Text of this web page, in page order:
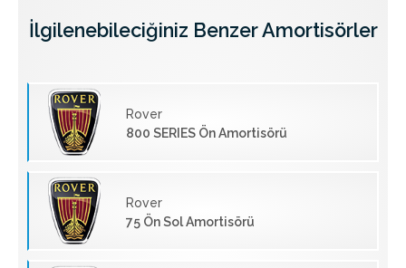
İlgilenebileciğiniz Benzer Amortisörler
Rover
800 SERIES Ön Amortisörü
Rover
75 Ön Sol Amortisörü